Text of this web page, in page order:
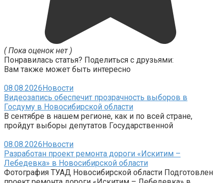
( Пока оценок нет )
Понравилась статья? Поделиться с друзьями:
Вам также может быть интересно
08.08.2026Новости
Видеозапись обеспечит прозрачность выборов в
Госдуму в Новосибирской области
В сентябре в нашем регионе, как и по всей стране,
пройдут выборы депутатов Государственной
08.08.2026Новости
Разработан проект ремонта дороги «Искитим –
Лебедевка» в Новосибирской области
Фотография ТУАД Новосибирской области Подготовлен